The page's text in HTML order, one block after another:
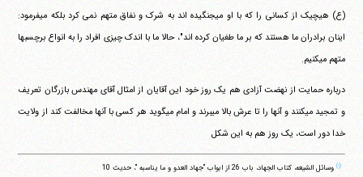
(ع) هیچیک از کسانی را که با او می‎جنگیده اند به شرک و نفاق متهم نمی کرد بلکه می‎فرمود:
اینان برادران ما هستند که بر ما طغیان کرده اند"، حالا ما با اندک چیزی افراد را به انواع برچسبها
متهم می‎کنیم.
درباره حمایت از نهضت آزادی هم یک روز خود این آقایان از امثال آقای مهندس بازرگان تعریف
و تمجید می‎کنند و آنها را تا عرش بالا می‎برند و امام می‎گوید هر کسی با آنها مخالفت کند از ولایت
خدا دور است، یک روز هم به این شکل
(۱) وسائل الشیعه، کتاب الجهاد، باب 26 از ابواب "جهاد العدو و ما یناسبه "، حدیث 10